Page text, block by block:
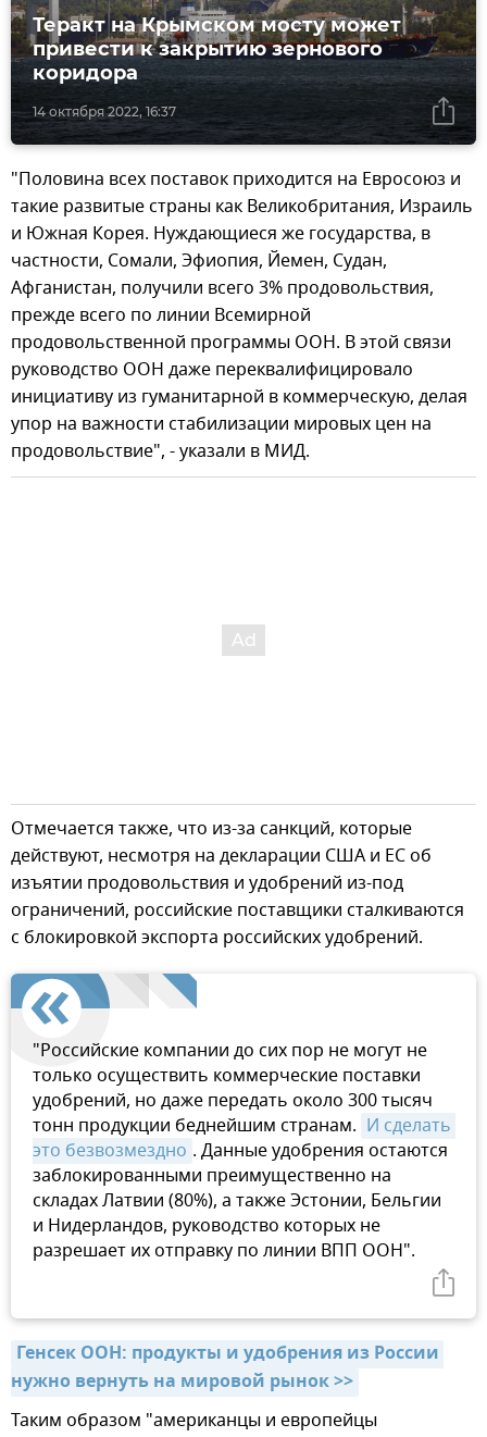
14 октября 2022, 16:37
Теракт на Крымском мосту может
привести к закрытию зернового
коридора
"Половина всех поставок приходится на Евросоюз и
такие развитые страны как Великобритания, Израиль
и Южная Корея. Нуждающиеся же государства, в
частности, Сомали, Эфиопия, Йемен, Судан,
Афганистан, получили всего 3% продовольствия,
прежде всего по линии Всемирной
продовольственной программы ООН. В этой связи
руководство ООН даже переквалифицировало
инициативу из гуманитарной в коммерческую, делая
упор на важности стабилизации мировых цен на
продовольствие", - указали в МИД.
Отмечается также, что из-за санкций, которые
действуют, несмотря на декларации США и ЕС об
изъятии продовольствия и удобрений из-под
ограничений, российские поставщики сталкиваются
с блокировкой экспорта российских удобрений.
"Российские компании до сих пор не могут не
только осуществить коммерческие поставки
удобрений, но даже передать около 300 тысяч
тонн продукции беднейшим странам. И сделать
это безвозмездно . Данные удобрения остаются
заблокированными преимущественно на
складах Латвии (80%), а также Эстонии, Бельгии
и Нидерландов, руководство которых не
разрешает их отправку по линии ВПП ООН".
Генсек ООН: продукты и удобрения из России
нужно вернуть на мировой рынок >>
Таким образом "американцы и европейцы